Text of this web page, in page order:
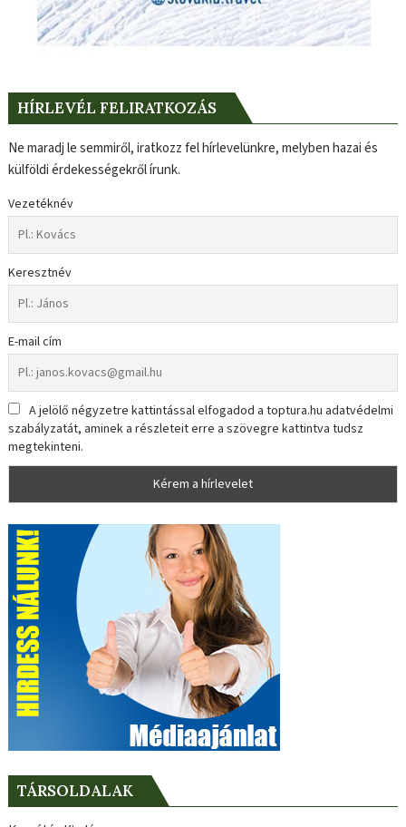
HÍRLEVÉL FELIRATKOZÁS
Ne maradj le semmiről, iratkozz fel hírlevelünkre, melyben hazai és
külföldi érdekességekről írunk.
Vezetéknév
Keresztnév
E-mail cím
A jelölő négyzetre kattintással elfogadod a toptura.hu adatvédelmi
szabályzatát, aminek a részleteit erre a szövegre kattintva tudsz
megtekinteni.
TÁRSOLDALAK